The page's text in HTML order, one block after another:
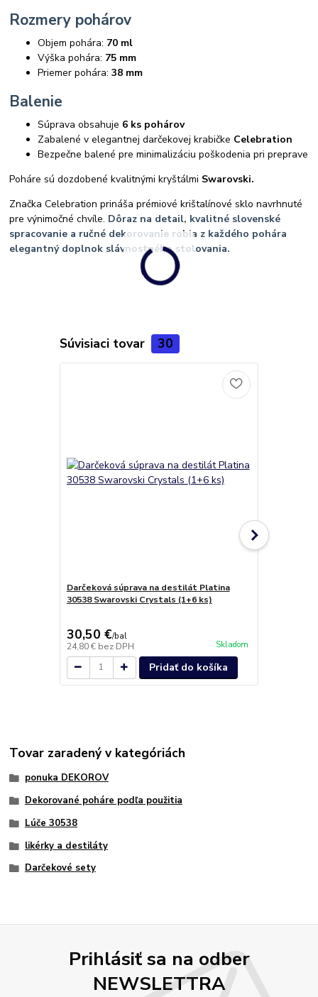
Rozmery pohárov
Objem pohára: 70 ml
Výška pohára: 75 mm
Priemer pohára:38 mm
Balenie
Súprava obsahuje 6 ks pohárov
Zabalené v elegantnej darčekovej krabičke Celebration
Bezpečne balené pre minimalizáciu poškodenia pri preprave
Poháre sú dozdobené kvalitnými kryštálmi Swarovski.
Značka Celebration prináša prémiové krištalínové sklo navrhnuté
pre výnimočné chvíle. Dôraz na detail, kvalitné slovenské
spracovanie a ručné dekorovanie robia z každého pohára
elegantný doplnok slávnostného stolovania.
Súvisiaci tovar 30
Darčeková súprava na destilát Platina
30538 Swarovski Crystals (1+6 ks)
30,50 €/bal
24,80 € bez DPH Skladom
Pridať do košíka
Tovar zaradený v kategóriách
ponuka DEKOROV
Dekorované poháre podľa použitia
Lúče 30538
likérky a destiláty
Darčekové sety
Prihlásiť sa na odber
NEWSLETTRA